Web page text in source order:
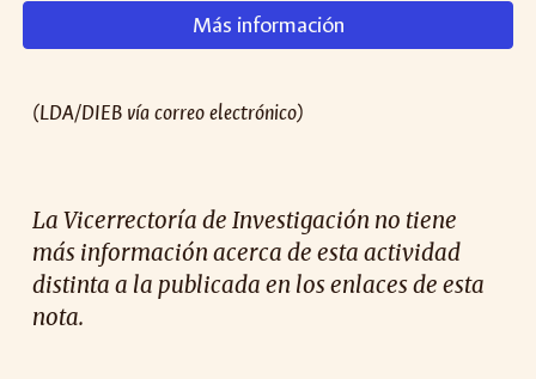
Más información
(LDA/DIEB vía correo electrónico)
La Vicerrectoría de Investigación no tiene
más información acerca de esta actividad
distinta a la publicada en los enlaces de esta
nota.